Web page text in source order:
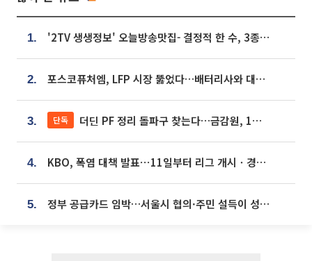
1. '2TV 생생정보' 오늘방송맛집- 결정적 한 수, 3종 메밀면! 메밀 소바 맛집 '의○○○○'
2. 포스코퓨처엠, LFP 시장 뚫었다…배터리사와 대규모 장기 공급 합의
3. 단독 더딘 PF 정리 돌파구 찾는다…금감원, 1년 반 만에 매각설명회 재개
4. KBO, 폭염 대책 발표⋯11일부터 리그 개시ㆍ경기 오후 7시 시작
5. 정부 공급카드 임박…서울시 협의·주민 설득이 성패 가른다 [부동산 해법 전쟁]